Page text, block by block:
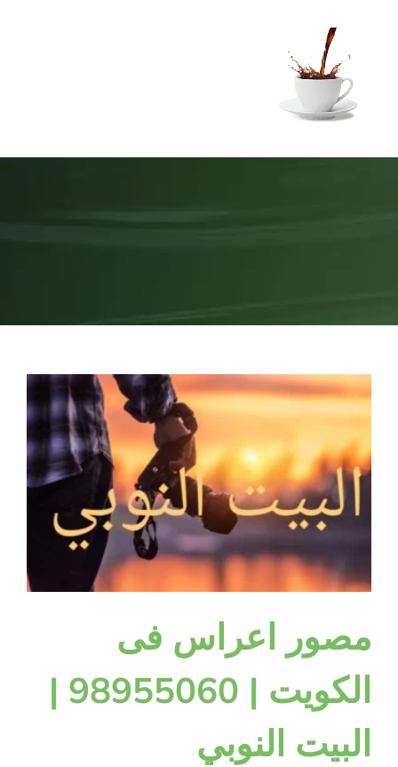
مصور اعراس فى
الكويت | 98955060 |
البيت النوبي